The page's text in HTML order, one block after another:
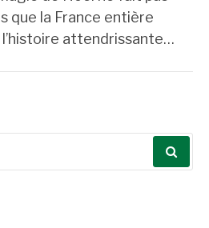
que la France entière
l’histoire attendrissante…